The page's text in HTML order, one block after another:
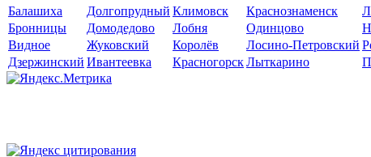
Балашиха
Долгопрудный Климовск Краснознаменск
Бронницы
Домодедово Лобня Одинцово
Видное
Жуковский Королёв Лосино-Петровский
Дзержинский Ивантеевка КрасногорскЛыткарино